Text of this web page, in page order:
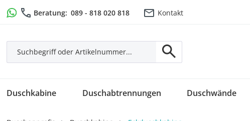
Hauptinhalt springen
Zur Suche springen
Zur Hauptnavigation springen
Beratung: 089 - 818 020 818 Kontakt
Duschkabine Duschabtrennungen Duschwände